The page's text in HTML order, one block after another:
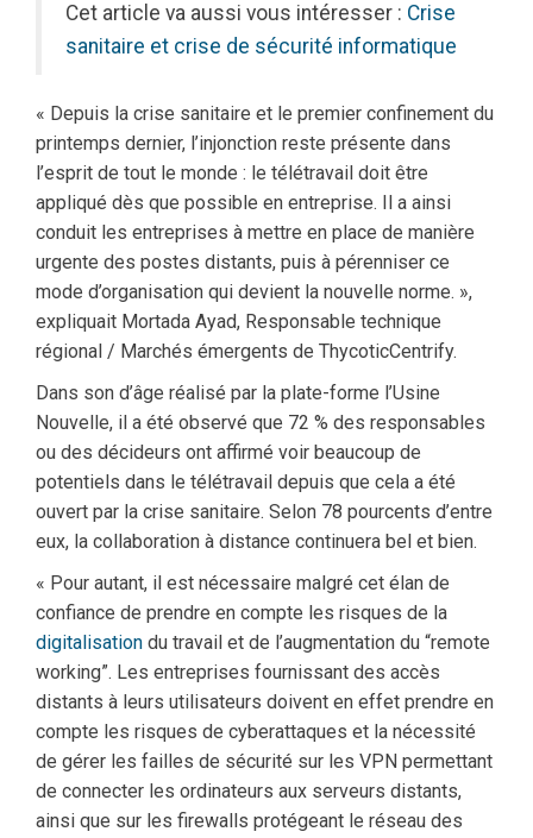
Cet article va aussi vous intéresser : Crise
sanitaire et crise de sécurité informatique
« Depuis la crise sanitaire et le premier confinement du
printemps dernier, l’injonction reste présente dans
l’esprit de tout le monde : le télétravail doit être
appliqué dès que possible en entreprise. Il a ainsi
conduit les entreprises à mettre en place de manière
urgente des postes distants, puis à pérenniser ce
mode d’organisation qui devient la nouvelle norme. »,
expliquait Mortada Ayad, Responsable technique
régional / Marchés émergents de ThycoticCentrify.
Dans son d’âge réalisé par la plate-forme l’Usine
Nouvelle, il a été observé que 72 % des responsables
ou des décideurs ont affirmé voir beaucoup de
potentiels dans le télétravail depuis que cela a été
ouvert par la crise sanitaire. Selon 78 pourcents d’entre
eux, la collaboration à distance continuera bel et bien.
« Pour autant, il est nécessaire malgré cet élan de
confiance de prendre en compte les risques de la
digitalisation du travail et de l’augmentation du “remote
working”. Les entreprises fournissant des accès
distants à leurs utilisateurs doivent en effet prendre en
compte les risques de cyberattaques et la nécessité
de gérer les failles de sécurité sur les VPN permettant
de connecter les ordinateurs aux serveurs distants,
ainsi que sur les firewalls protégeant le réseau des